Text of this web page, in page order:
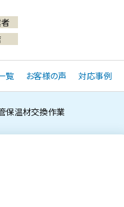
覧 お客様の声 対応事例
保温材交換作業